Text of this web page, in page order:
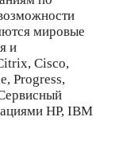
мировые
и
Cisco,
Progress,
HP, IBM